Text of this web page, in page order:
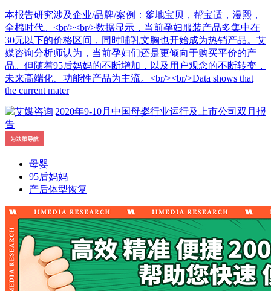
本报告研究涉及企业/品牌/案例：爹地宝贝，帮宝适，漫熙，
全棉时代。<br/><br/>数据显示，当前孕妇服装产品多集中在
30元以下的价格区间，同时哺乳文胸也开始成为热销产品。艾
媒咨询分析师认为，当前孕妇们还是更倾向于购买平价的产
品。但随着95后妈妈的不断增加，以及用户观念的不断转变，
未来高端化、功能性产品为主流。<br/><br/>Data shows that
the current mater
母婴
95后妈妈
产后体型恢复